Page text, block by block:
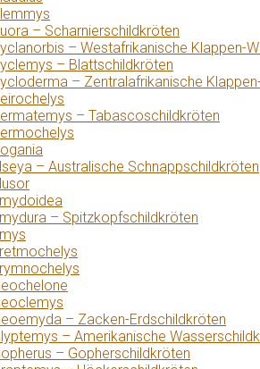
– Scharnierschildkröten
– Westafrikanische Klappen-
– Blattschildkröten
– Zentralafrikanische
– Tabascoschildkröten
– Australische Schnappschildkröten
– Spitzkopfschildkröten
– Zacken-Erdschildkröten
– Amerikanische
– Gopherschildkröten